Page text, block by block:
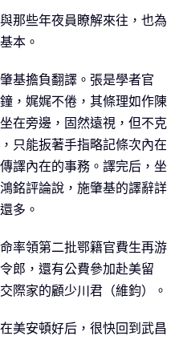
那些年夜員瞭解來往，也為
本。
基擔負翻譯。張是學者官
，娓娓不倦，其條理如作陳
在旁邊，固然遠視，但不克
只能扳著手指略記條次內在
譯內在的事務。譯完后，坐
銘評論說，施肇基的譯辭詳
多。
率領第二批鄂籍官費生再游
郎，還有公費參加赴美留
際家的顧少川君（維鈞）。
美安頓好后，很快回到武昌